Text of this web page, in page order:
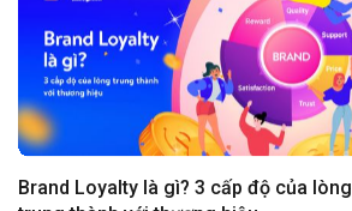
Brand Loyalty là gì? 3 cấp độ của lòng